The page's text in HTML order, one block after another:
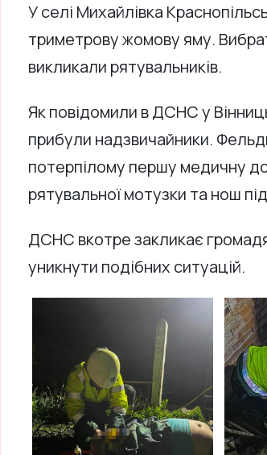
У селі Михайлівка
триметрову жомову яму.
викликали рятувальників.
Як повідомили в ДСНС у
прибули надзвичайники.
потерпілому першу медичну
рятувальної мотузки та нош
ДСНС вкотре закликає
уникнути подібних ситуацій.